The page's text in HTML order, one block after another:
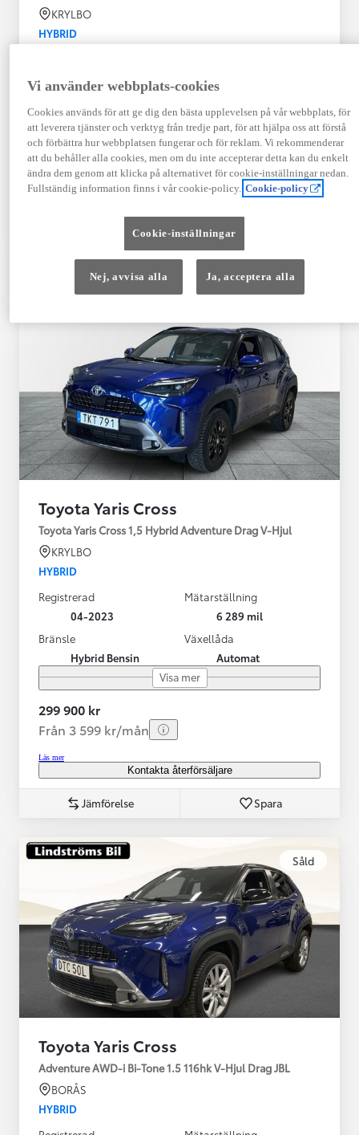
KRYLBO
HYBRID
09-2023
Hybrid Bensin
Automat
Visa mer
409 900 kr
Från 4 920 kr/mån
Kontakta återförsäljare
Toyota Yaris Cross
Toyota Yaris Cross 1,5 Hybrid Adventure Drag V-Hjul
KRYLBO
HYBRID
Registrerad
04-2023
Mätarställning
6 289 mil
Bränsle
Hybrid Bensin
Växellåda
Automat
Visa mer
299 900 kr
Från 3 599 kr/mån
Läs mer
Kontakta återförsäljare
Jämförelse Spara
Såld
Toyota Yaris Cross
Adventure AWD-i Bi-Tone 1.5 116hk V-Hjul Drag JBL
BORÅS
HYBRID
Vi använder webbplats-cookies
Cookies används för att ge dig den bästa upplevelsen på vår webbplats, för
att leverera tjänster och verktyg från tredje part, för att hjälpa oss att förstå
och förbättra hur webbplatsen fungerar och för reklam. Vi rekommenderar
att du behåller alla cookies, men om du inte accepterar detta kan du enkelt
ändra dem genom att klicka på alternativet för cookie-inställningar nedan.
Fullständig information finns i vår cookie-policy. Cookie-policy
Cookie-inställningar
Nej, avvisa alla Ja, acceptera alla